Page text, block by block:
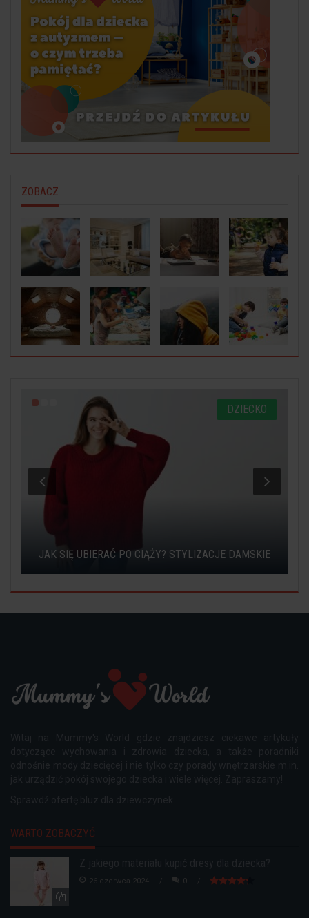
ZOBACZ
DZIECKO
JAK SIĘ UBIERAĆ PO CIĄŻY? STYLIZACJE DAMSKIE
WARTO ZOBACZYĆ
26 czerwca 2024 0